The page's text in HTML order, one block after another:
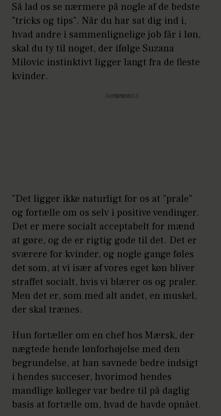
Så lad os se nærmere på nogle af de bedste
"tricks og tips". Når du har sat dig ind i,
hvad andre i sammenlignelige job får i løn,
skal du ty til noget, der ifølge Suzana
Milovic instinktivt ligger langt fra de fleste
kvinder.
Annonce
"Det ligger ikke naturligt for os at "prale"
og fortælle om os selv i positive vendinger.
Det er mere socialt acceptabelt for mænd
at gøre, og de er rigtig gode til det. Det er
sværere for kvinder, og nogle gange føles
det som, at vi især af vores eget køn bliver
straffet socialt, hvis vi blærer os og praler.
Men det er, som med alt andet, en muskel,
der skal trænes.
Hun fortæller om en chef hos Mærsk, der
nægtede hende lønforhøjelse med den
begrundelse, at han savnede bedre indsigt
i hendes succeser, hvorimod hendes
mandlige kolleger var bedre til på daglig
basis at fortælle om, hvad de havde opnået.